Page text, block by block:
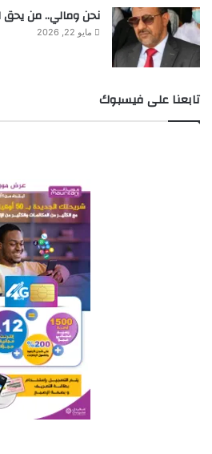
نحن ومالي.. من يحق
مايو 22, 2026
تابعنا على فيسبوك